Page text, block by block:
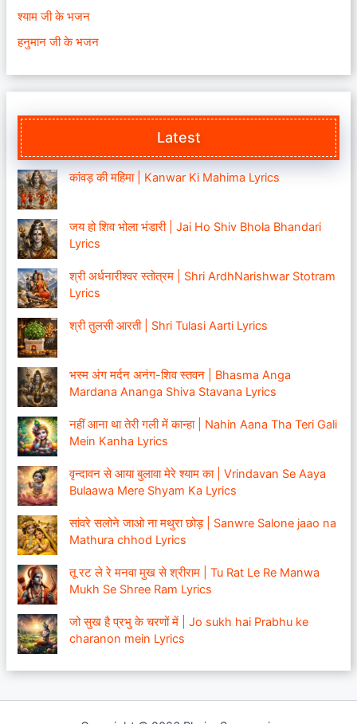
श्याम जी के भजन
हनुमान जी के भजन
Latest
कांवड़ की महिमा | Kanwar Ki Mahima Lyrics
जय हो शिव भोला भंडारी | Jai Ho Shiv Bhola Bhandari
Lyrics
श्री अर्धनारीश्वर स्तोत्रम | Shri ArdhNarishwar Stotram
Lyrics
श्री तुलसी आरती | Shri Tulasi Aarti Lyrics
भस्म अंग मर्दन अनंग-शिव स्तवन | Bhasma Anga
Mardana Ananga Shiva Stavana Lyrics
नहीं आना था तेरी गली में कान्हा | Nahin Aana Tha Teri Gali
Mein Kanha Lyrics
वृन्दावन से आया बुलावा मेरे श्याम का | Vrindavan Se Aaya
Bulaawa Mere Shyam Ka Lyrics
सांवरे सलोने जाओ ना मथुरा छोड़ | Sanwre Salone jaao na
Mathura chhod Lyrics
तू रट ले रे मनवा मुख से श्रीराम | Tu Rat Le Re Manwa
Mukh Se Shree Ram Lyrics
जो सुख है प्रभु के चरणों में | Jo sukh hai Prabhu ke
charanon mein Lyrics